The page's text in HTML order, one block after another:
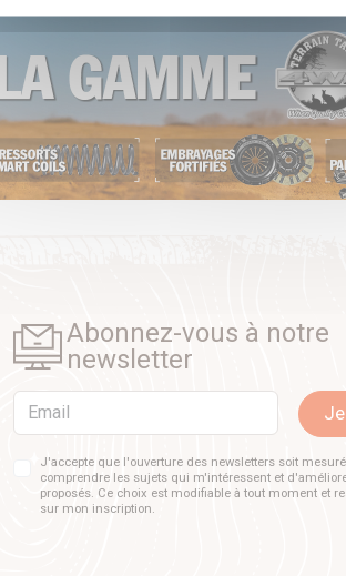
Abonnez-vous à notre
newsletter
Email
J'accepte que l'ouverture des newsletters soit
comprendre les sujets qui m'intéressent et
proposés. Ce choix est modifiable à tout moment et
sur mon inscription.